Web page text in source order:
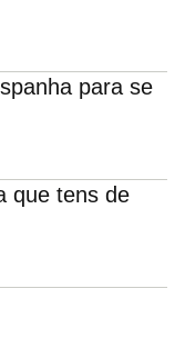
para se
que tens de